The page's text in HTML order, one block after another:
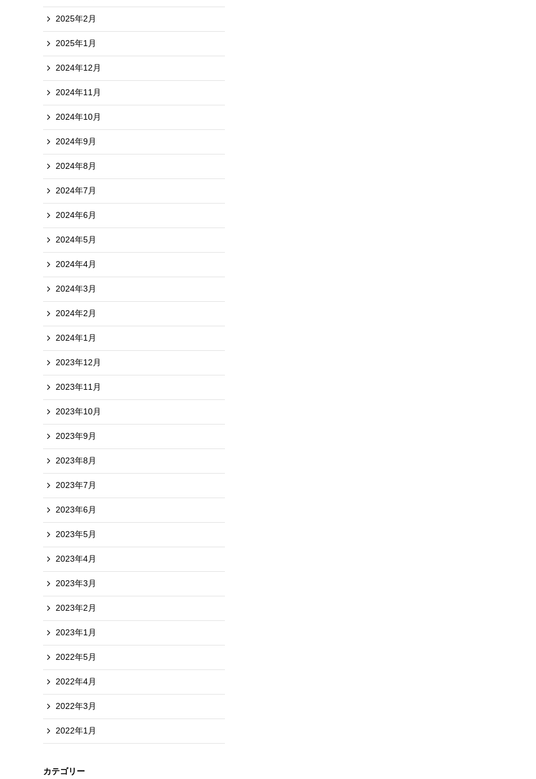
2025年2月
2025年1月
2024年12月
2024年11月
2024年10月
2024年9月
2024年8月
2024年7月
2024年6月
2024年5月
2024年4月
2024年3月
2024年2月
2024年1月
2023年12月
2023年11月
2023年10月
2023年9月
2023年8月
2023年7月
2023年6月
2023年5月
2023年4月
2023年3月
2023年2月
2023年1月
2022年5月
2022年4月
2022年3月
2022年1月
カテゴリー